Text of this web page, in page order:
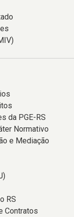
da PGE-RS
Normativo
e Mediação
RS
Contratos